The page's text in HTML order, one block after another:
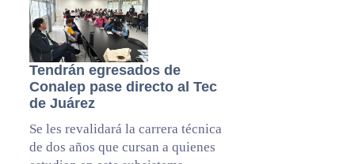
Tendrán egresados de
Conalep pase directo al Tec
de Juárez
Se les revalidará la carrera técnica
de dos años que cursan a quienes